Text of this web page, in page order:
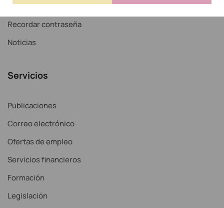
Acceso Correo IAE
Recordar contraseña
Noticias
Servicios
Publicaciones
Correo electrónico
Ofertas de empleo
Servicios financieros
Formación
Legislación